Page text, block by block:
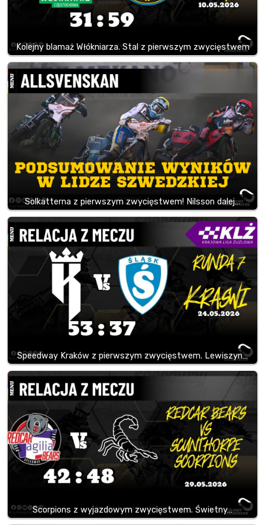
Kolejny blamaż Włókniarza. Stal z pierwszym zwycięstwem
Solkatterna z pierwszym zwycięstwem! Nilsson dalej…
Speedway Kraków z pierwszym zwycięstwem. Lewiszyn…
Scorpions z wyjazdowym zwycięstwem. Świetny…